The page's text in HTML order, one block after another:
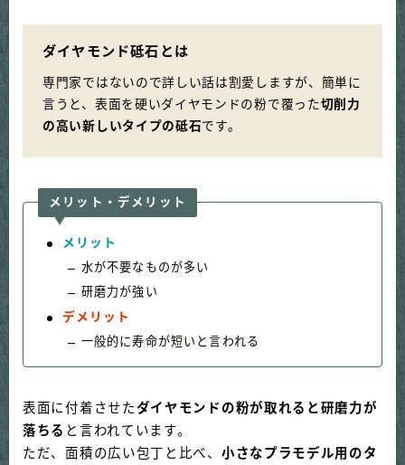
ダイヤモンド砥石とは
専門家ではないので詳しい話は割愛しますが、簡単に
言うと、表面を硬いダイヤモンドの粉で覆った切削力
の高い新しいタイプの砥石です。
メリット・デメリット
メリット
水が不要なものが多い
研磨力が強い
デメリット
一般的に寿命が短いと言われる
表面に付着させたダイヤモンドの粉が取れると研磨力が
落ちる と言われています。
ただ、面積の広い包丁と比べ、 小さなプラモデル用のタ